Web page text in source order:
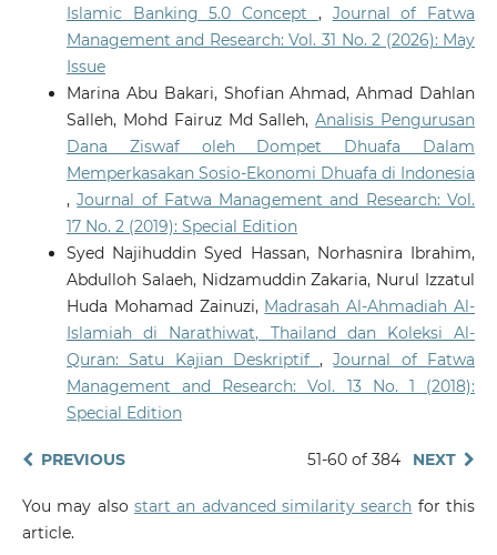
Islamic Banking 5.0 Concept , Journal of Fatwa
Management and Research: Vol. 31 No. 2 (2026): May
Issue
Marina Abu Bakari, Shofian Ahmad, Ahmad Dahlan
Salleh, Mohd Fairuz Md Salleh,Analisis Pengurusan
Dana Ziswaf oleh Dompet Dhuafa Dalam
Memperkasakan Sosio-Ekonomi Dhuafa di Indonesia
,Journal of Fatwa Management and Research: Vol.
17 No. 2 (2019): Special Edition
Syed Najihuddin Syed Hassan, Norhasnira Ibrahim,
Abdulloh Salaeh, Nidzamuddin Zakaria, Nurul Izzatul
Huda Mohamad Zainuzi, Madrasah Al-Ahmadiah Al-
Islamiah di Narathiwat, Thailand dan Koleksi Al-
Quran: Satu Kajian Deskriptif,Journal of Fatwa
Management and Research: Vol. 13 No. 1 (2018):
Special Edition
PREVIOUS 51-60 of 384 NEXT
You may also start an advanced similarity search for this
article.